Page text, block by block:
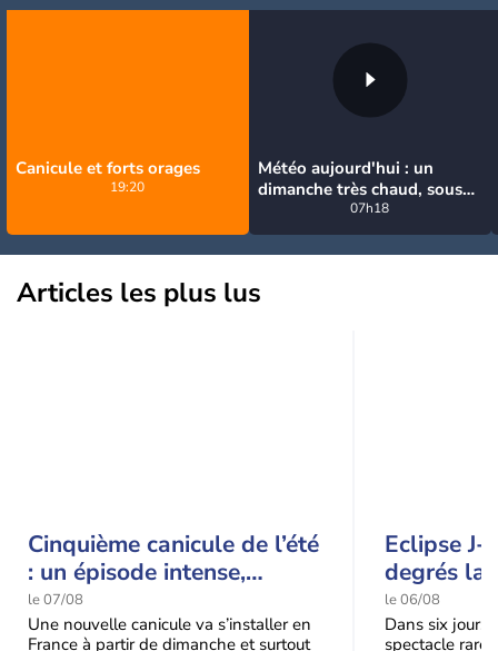
Canicule et forts orages
19:20
Météo aujourd'hui : un
dimanche très chaud, sous
la menace de quelques
orages
07h18
Articles les plus lus
Cinquième canicule de l’été
: un épisode intense,
durable et étendu la
semaine prochaine
le 07/08
Une nouvelle canicule va s’installer en
France à partir de dimanche et surtout
Eclipse J-
degrés la
t-elle
l'éclipse
le 06/08
Dans six
spectacle rare